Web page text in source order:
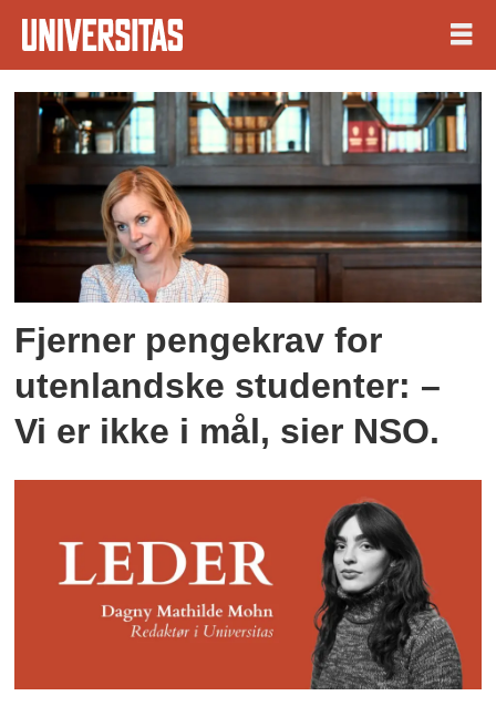
Tag:
skolepenger
Fjerner pengekrav for
utenlandske studenter: –
Vi er ikke i mål, sier NSO.